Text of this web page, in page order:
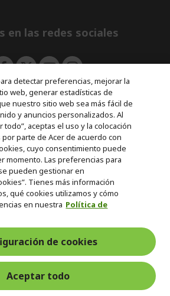
e
en las redes sociales
y desistimiento
detectar preferencias, mejorar la
web, generar estadísticas de
nuestro sitio web sea más fácil de
y anuncios personalizados. Al
todo”, aceptas el uso y la colocación
parte de Acer de acuerdo con
cuyo consentimiento puede
momento. Las preferencias para
pueden gestionar en
Tienes más información
qué cookies utilizamos y cómo
en nuestra Política de
de cookies
Aceptar todo